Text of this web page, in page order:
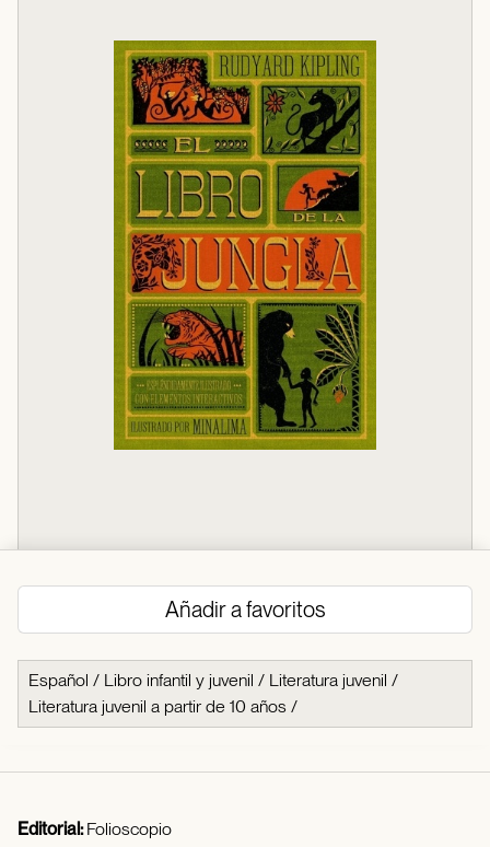
Añadir a favoritos
Español / Libro infantil y juvenil / Literatura juvenil /
Literatura juvenil a partir de 10 años /
Editorial:Folioscopio